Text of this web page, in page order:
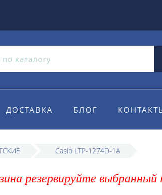
ДОСТАВКА БЛОГ
Casio LTP-1274D-1A
резервируйте